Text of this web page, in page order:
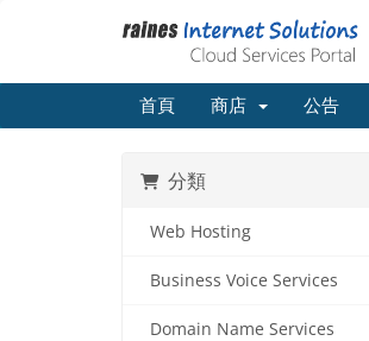
首頁 商店 公告
分類
Web Hosting
Business Voice Services
Domain Name Services